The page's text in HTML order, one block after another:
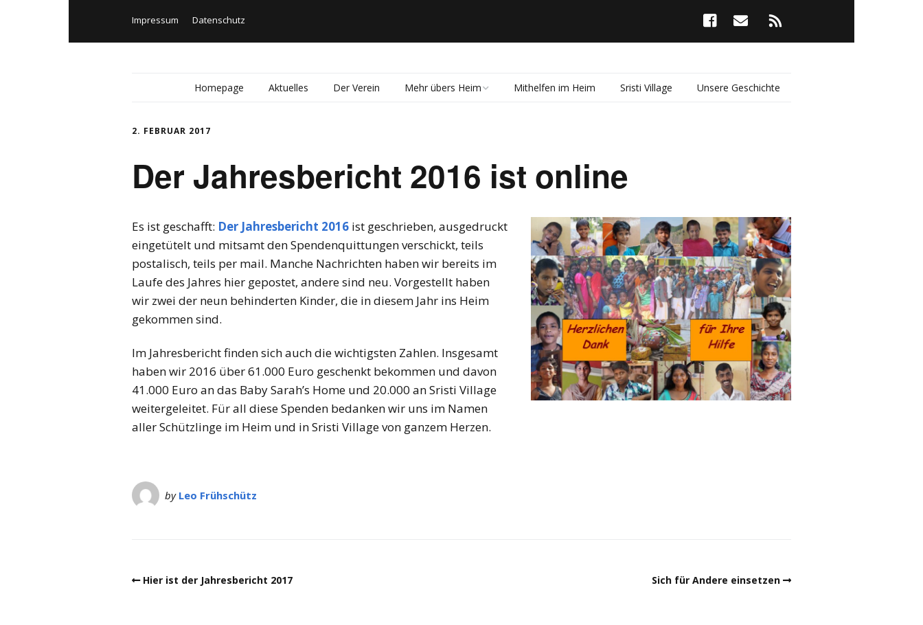
Impressum Datenschutz
Homepage Aktuelles Der Verein Mehr übers Heim Mithelfen im Heim Sristi Village Unsere Geschichte
2. FEBRUAR 2017
Der Jahresbericht 2016 ist online
Es ist geschafft: Der Jahresbericht 2016 ist geschrieben, ausgedruckt
eingetütelt und mitsamt den Spendenquittungen verschickt, teils
postalisch, teils per mail. Manche Nachrichten haben wir bereits im
Laufe des Jahres hier gepostet, andere sind neu. Vorgestellt haben
wir zwei der neun behinderten Kinder, die in diesem Jahr ins Heim
gekommen sind.
Im Jahresbericht finden sich auch die wichtigsten Zahlen. Insgesamt
haben wir 2016 über 61.000 Euro geschenkt bekommen und davon
41.000 Euro an das Baby Sarah’s Home und 20.000 an Sristi Village
weitergeleitet. Für all diese Spenden bedanken wir uns im Namen
aller Schützlinge im Heim und in Sristi Village von ganzem Herzen.
by Leo Frühschütz
Hier ist der Jahresbericht 2017 Sich für Andere einsetzen